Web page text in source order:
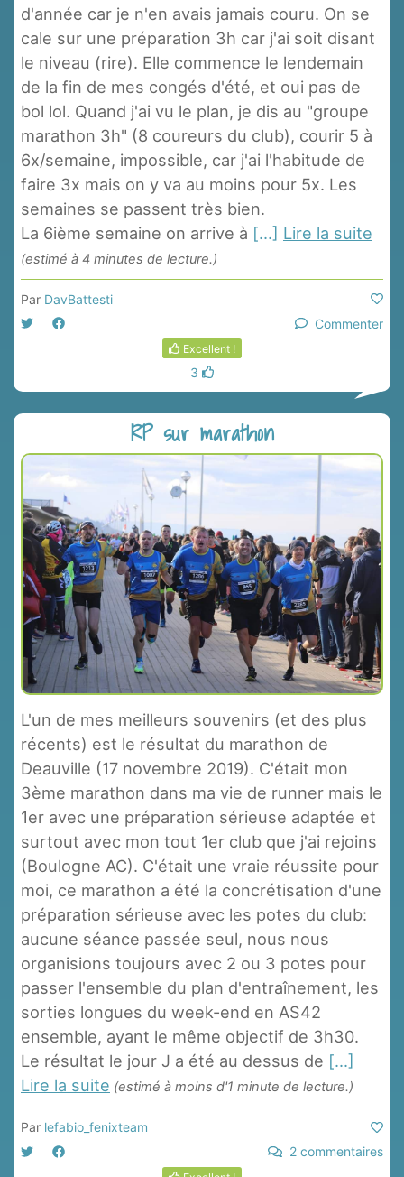
d'année car je n'en avais jamais couru. On se
cale sur une préparation 3h car j'ai soit disant
le niveau (rire). Elle commence le lendemain
de la fin de mes congés d'été, et oui pas de
bol lol. Quand j'ai vu le plan, je dis au "groupe
marathon 3h" (8 coureurs du club), courir 5 à
6x/semaine, impossible, car j'ai l'habitude de
faire 3x mais on y va au moins pour 5x. Les
semaines se passent très bien.
La 6ième semaine on arrive à [...] Lire la suite
(estimé à 4 minutes de lecture.)
Par DavBattesti
Commenter
Excellent !
3
RP sur marathon
L'un de mes meilleurs souvenirs (et des plus
récents) est le résultat du marathon de
Deauville (17 novembre 2019). C'était mon
3ème marathon dans ma vie de runner mais le
1er avec une préparation sérieuse adaptée et
surtout avec mon tout 1er club que j'ai rejoins
(Boulogne AC). C'était une vraie réussite pour
moi, ce marathon a été la concrétisation d'une
préparation sérieuse avec les potes du club:
aucune séance passée seul, nous nous
organisions toujours avec 2 ou 3 potes pour
passer l'ensemble du plan d'entraînement, les
sorties longues du week-end en AS42
ensemble, ayant le même objectif de 3h30.
Le résultat le jour J a été au dessus de [...]
Lire la suite (estimé à moins d'1 minute de lecture.)
Par lefabio_fenixteam
2 commentaires